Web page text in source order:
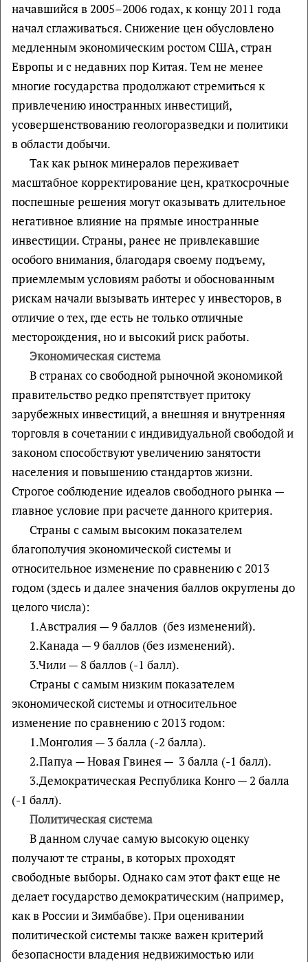
начавшийся в 2005–2006 годах, к концу 2011 года
начал сглаживаться. Снижение цен обусловлено
медленным экономическим ростом США, стран
Европы и с недавних пор Китая. Тем не менее
многие государства продолжают стремиться к
привлечению иностранных инвестиций,
усовершенствованию геологоразведки и политики
в области добычи.
Так как рынок минералов переживает
масштабное корректирование цен, краткосрочные
поспешные решения могут оказывать длительное
негативное влияние на прямые иностранные
инвестиции. Страны, ранее не привлекавшие
особого внимания, благодаря своему подъему,
приемлемым условиям работы и обоснованным
рискам начали вызывать интерес у инвесторов, в
отличие о тех, где есть не только отличные
месторождения, но и высокий риск работы.
Экономическая система
В странах со свободной рыночной экономикой
правительство редко препятствует притоку
зарубежных инвестиций, а внешняя и внутренняя
торговля в сочетании с индивидуальной свободой и
законом способствуют увеличению занятости
населения и повышению стандартов жизни.
Строгое соблюдение идеалов свободного рынка —
главное условие при расчете данного критерия.
Страны с самым высоким показателем
благополучия экономической системы и
относительное изменение по сравнению с 2013
годом (здесь и далее значения баллов округлены до
целого числа):
1.Австралия — 9 баллов (без изменений).
2.Канада — 9 баллов (без изменений).
3.Чили — 8 баллов (-1 балл).
Страны с самым низким показателем
экономической системы и относительное
изменение по сравнению с 2013 годом:
1.Монголия — 3 балла (-2 балла).
2.Папуа — Новая Гвинея — 3 балла (-1 балл).
3.Демократическая Республика Конго — 2 балла
(-1 балл).
Политическая система
В данном случае самую высокую оценку
получают те страны, в которых проходят
свободные выборы. Однако сам этот факт еще не
делает государство демократическим (например,
как в России и Зимбабве). При оценивании
политической системы также важен критерий
безопасности владения недвижимостью или